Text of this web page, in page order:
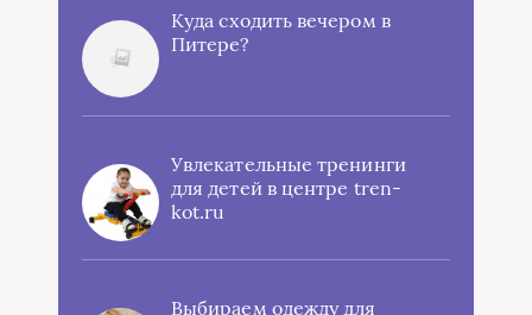
Куда сходить вечером в
Питере?
Увлекательные тренинги
для детей в центре tren-
kot.ru
Выбираем одежду для